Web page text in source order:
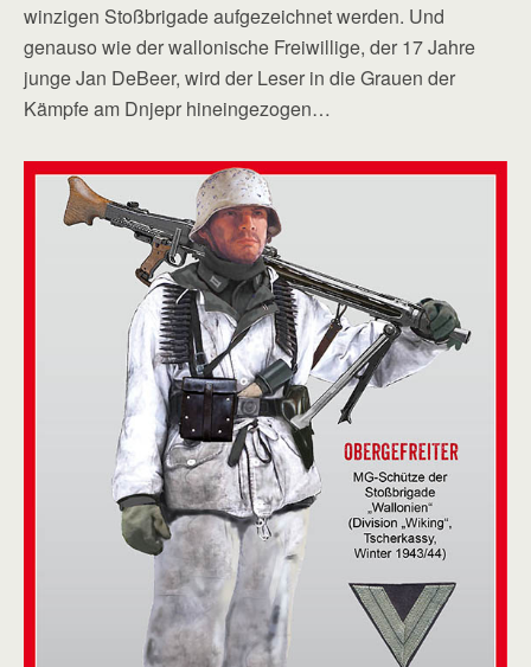
winzigen Stoßbrigade aufgezeichnet werden. Und
genauso wie der wallonische Freiwillige, der 17 Jahre
junge Jan DeBeer, wird der Leser in die Grauen der
Kämpfe am Dnjepr hineingezogen…